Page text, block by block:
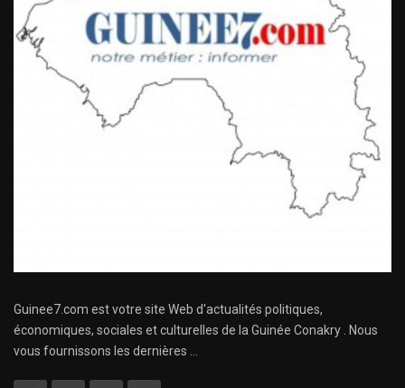
Guinee7.com est votre site Web d'actualités politiques,
économiques, sociales et culturelles de la Guinée Conakry . Nous
vous fournissons les dernières ...